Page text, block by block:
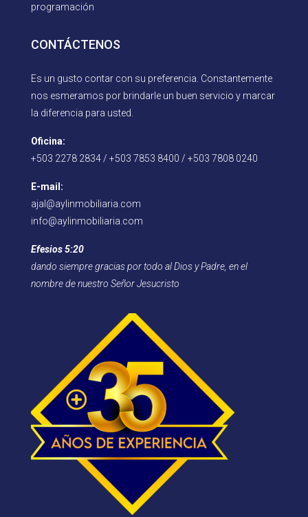
programación
CONTÁCTENOS
Es un gusto contar con su preferencia. Constantemente
nos esmeramos por brindarle un buen servicio y marcar
la diferencia para usted.
Oficina:
+503 2278 2834 / +503 7853 8400 / +503 7808 0240
E-mail:
ajal@aylinmobiliaria.com
info@aylinmobiliaria.com
Efesios 5:20
dando siempre gracias por todo al Dios y Padre, en el
nombre de nuestro Señor Jesucristo